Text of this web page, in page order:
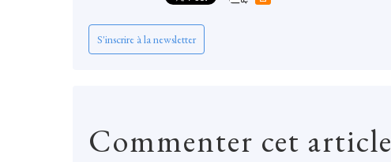
S'inscrire à la newsletter
Commenter cet article